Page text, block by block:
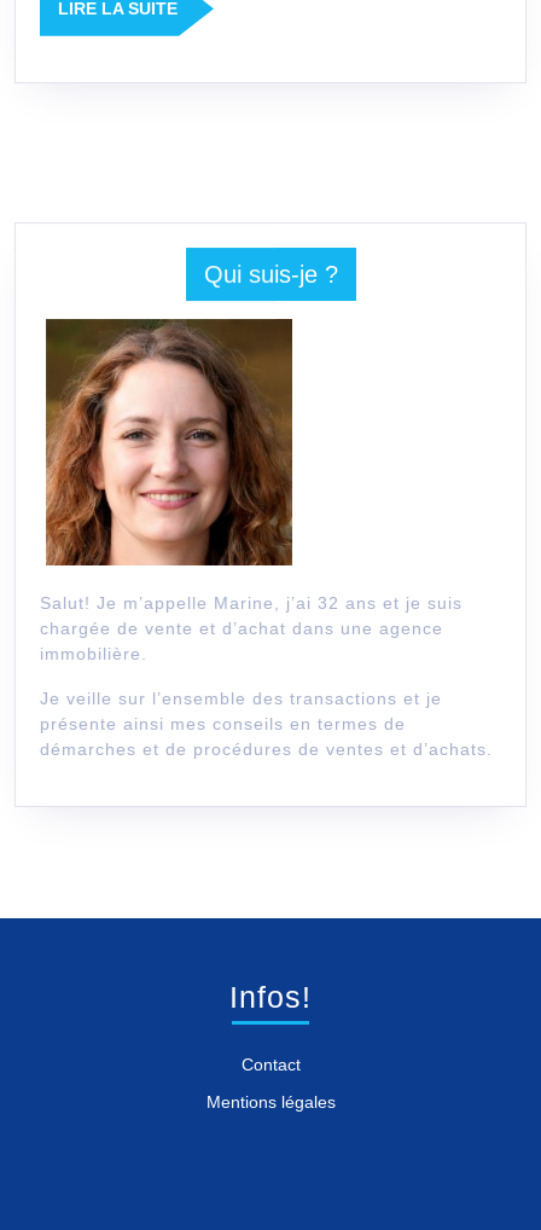
LIRE LA SUITELIRE
LA
Qui suis-je ?
Salut! Je m’appelle Marine, j’ai 32 ans et je suis
chargée de vente et d’achat dans une agence
immobilière.
Je veille sur l’ensemble des transactions et je
présente ainsi mes conseils en termes de
démarches et de procédures de ventes et d’achats.
Infos!
Contact
Mentions légales